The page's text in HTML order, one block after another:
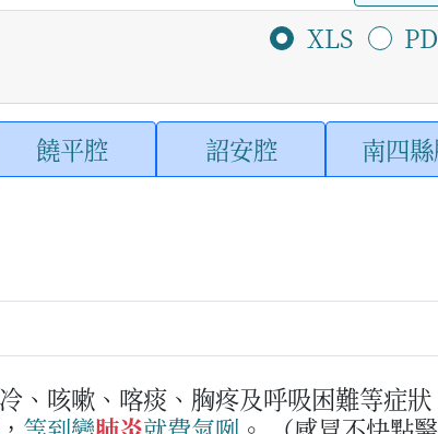
XLS
饒平腔 詔安腔 南四
、咳嗽、喀痰、胸疼及呼吸困難等症